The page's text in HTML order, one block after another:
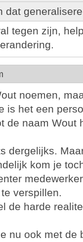
dat
tegen zijn,
noemen,
is het een
de naam Wout
dergelijks.
kom je
verspillen.
de harde
nu ook met de